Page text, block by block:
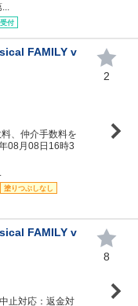
付
FAMILY v
、仲介手数料を
08月08日16時3
塗りつぶしなし
2
FAMILY v
止対応：返金対
8